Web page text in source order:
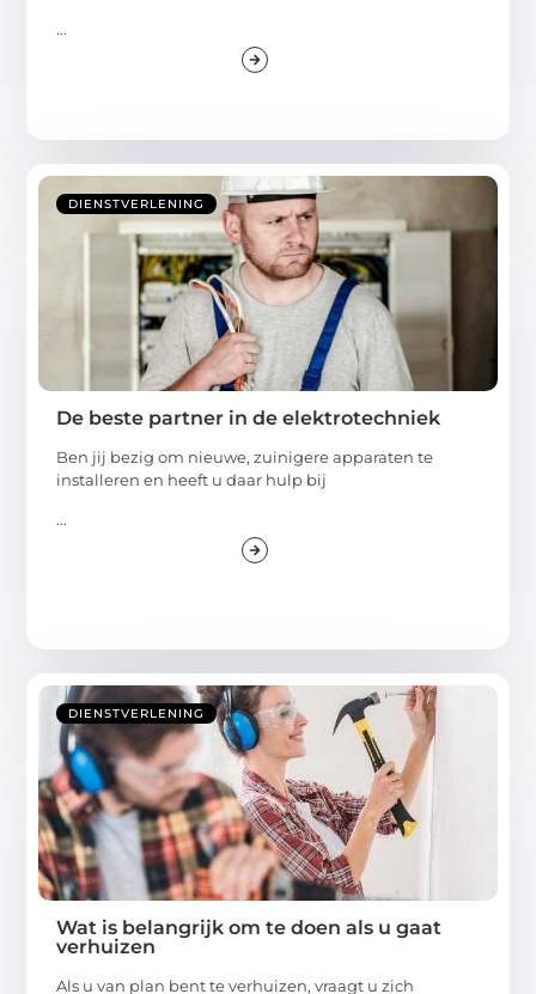
...
DIENSTVERLENING
De beste partner in de elektrotechniek
Ben jij bezig om nieuwe, zuinigere apparaten te
installeren en heeft u daar hulp bij
...
DIENSTVERLENING
Wat is belangrijk om te doen als u gaat
verhuizen
Als u van plan bent te verhuizen, vraagt u zich